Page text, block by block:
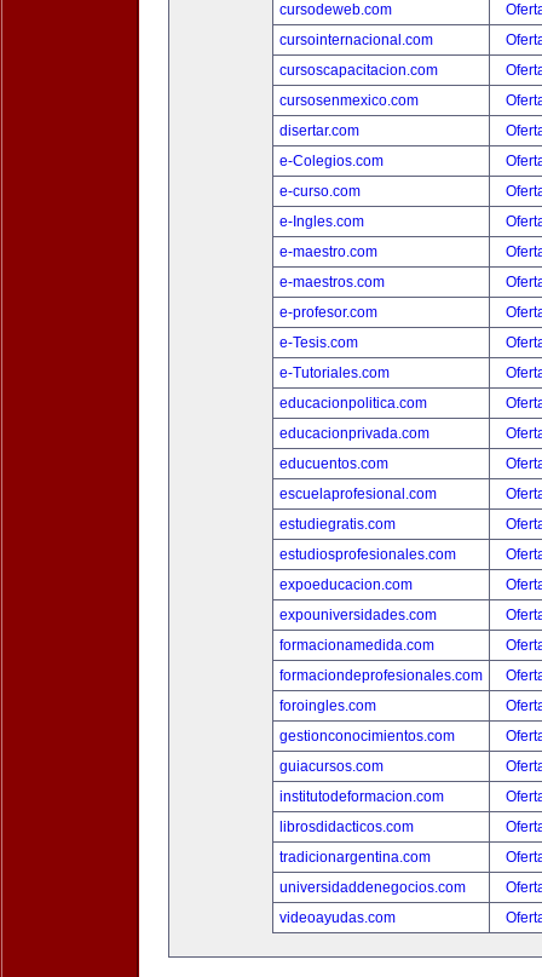
cursodeweb.com
cursointernacional.com
cursoscapacitacion.com
cursosenmexico.com
disertar.com
e-Colegios.com
e-curso.com
e-Ingles.com
e-maestro.com
e-maestros.com
e-profesor.com
e-Tesis.com
e-Tutoriales.com
educacionpolitica.com
educacionprivada.com
educuentos.com
escuelaprofesional.com
estudiegratis.com
estudiosprofesionales.com
expoeducacion.com
expouniversidades.com
formacionamedida.com
formaciondeprofesionales.com
foroingles.com
gestionconocimientos.com
guiacursos.com
institutodeformacion.com
librosdidacticos.com
tradicionargentina.com
universidaddenegocios.com
videoayudas.com